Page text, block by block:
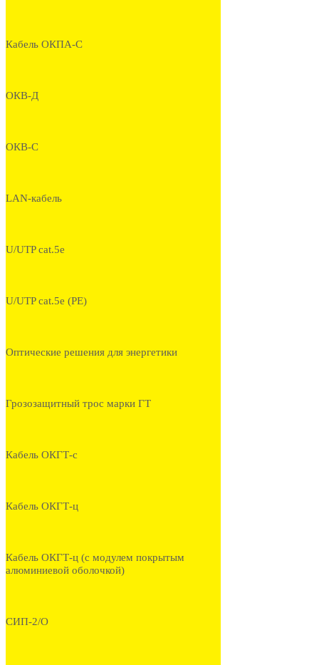
Кабель ОКПА-С
ОКВ-Д
ОКВ-С
LAN-кабель
U/UTP cat.5e
U/UTP cat.5e (PE)
Оптические решения для энергетики
Грозозащитный трос марки ГТ
Кабель ОКГТ-с
Кабель ОКГТ-ц
Кабель ОКГТ-ц (с модулем покрытым
алюминиевой оболочкой)
СИП-2/О